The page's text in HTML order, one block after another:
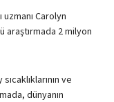
Carolyn
araştırmada 2 milyon
ve
dünyanın